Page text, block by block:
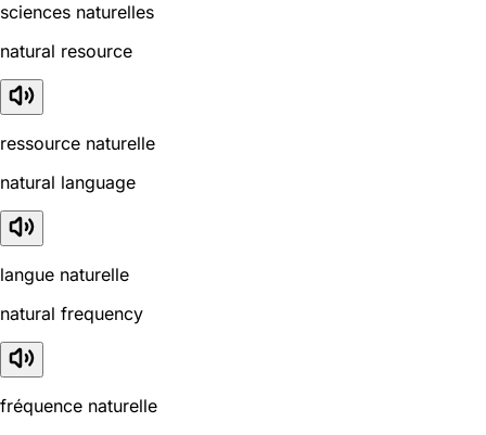
sciences naturelles
natural resource
ressource naturelle
natural language
langue naturelle
natural frequency
fréquence naturelle